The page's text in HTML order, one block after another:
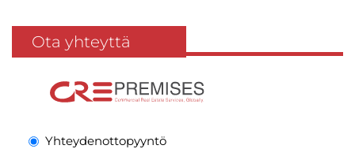
Ota yhteyttä
Yhteydenottopyyntö